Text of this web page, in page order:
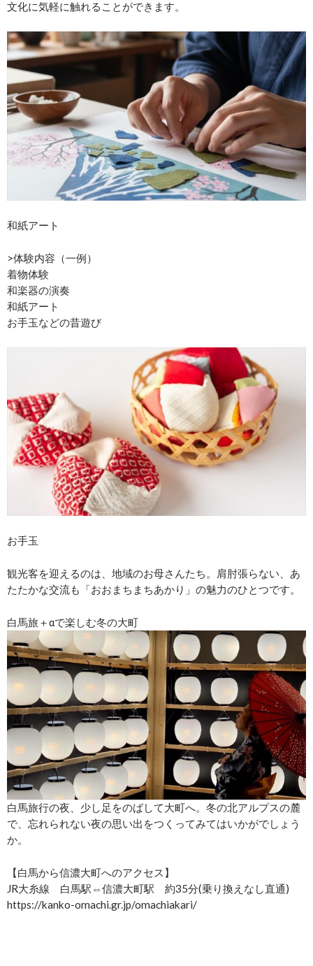
文化に気軽に触れることができます。
和紙アート
>体験内容（一例）
着物体験
和楽器の演奏
和紙アート
お手玉などの昔遊び
お手玉
観光客を迎えるのは、地域のお母さんたち。肩肘張らない、あ
たたかな交流も「おおまちまちあかり」の魅力のひとつです。
白馬旅＋αで楽しむ冬の大町
白馬旅行の夜、少し足をのばして大町へ。冬の北アルプスの麓
で、忘れられない夜の思い出をつくってみてはいかがでしょう
か。
【白馬から信濃大町へのアクセス】
JR大糸線 白馬駅⇔信濃大町駅 約35分(乗り換えなし直通)
https://kanko-omachi.gr.jp/omachiakari/